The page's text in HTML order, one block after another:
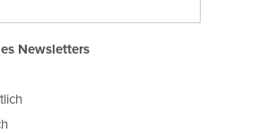
Newsletters